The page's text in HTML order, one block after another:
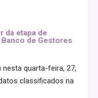
da etapa de
de Gestores
quarta-feira, 27,
classificados na